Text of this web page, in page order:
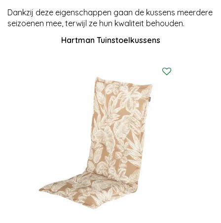
Dankzij deze eigenschappen gaan de kussens meerdere
seizoenen mee, terwijl ze hun kwaliteit behouden.
Hartman Tuinstoelkussens